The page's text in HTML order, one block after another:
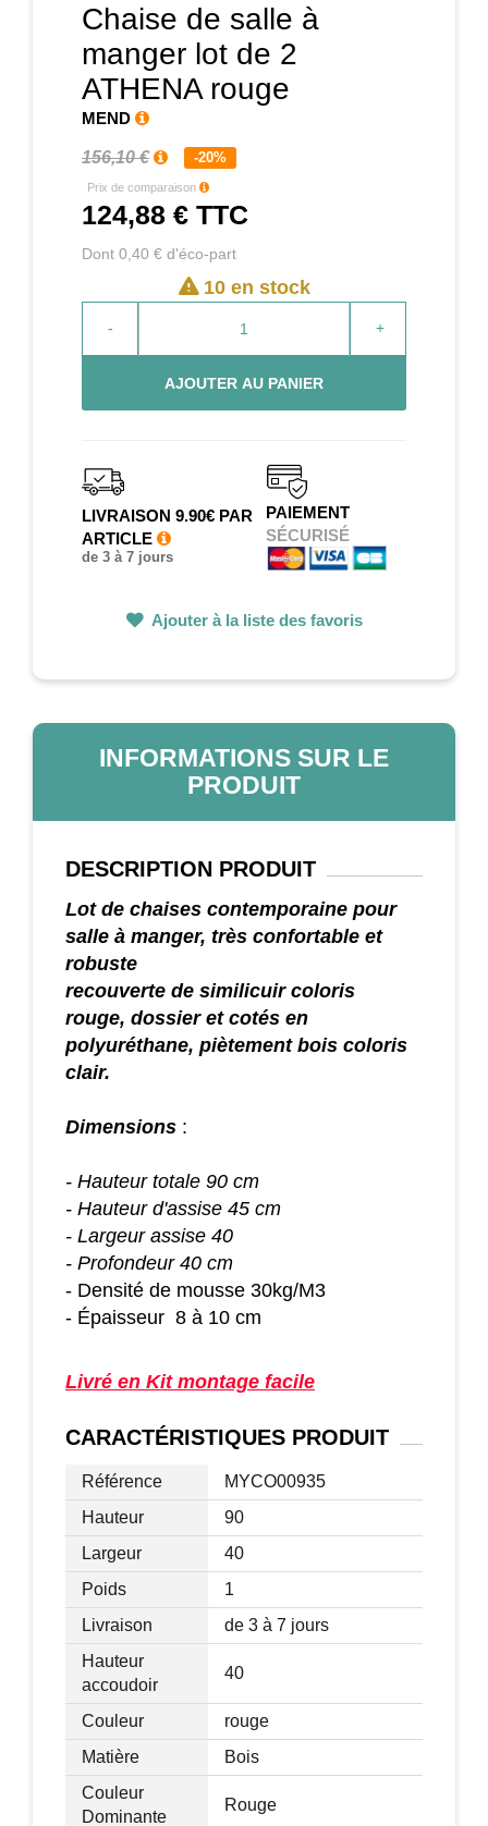
Chaise de salle à
manger lot de 2
ATHENA rouge
MEND
156,10 € -20%
Prix de comparaison
124,88 € TTC
Dont 0,40 € d'éco-part
10 en stock
- +
AJOUTER AU PANIER
LIVRAISON 9.90€ PAR
ARTICLE
de 3 à 7 jours
PAIEMENT
SÉCURISÉ
Ajouter à la liste des favoris
INFORMATIONS SUR LE
PRODUIT
DESCRIPTION PRODUIT
Lot de chaises contemporaine pour
salle à manger, très confortable et
robuste
recouverte de similicuir coloris
rouge, dossier et cotés en
polyuréthane, piètement bois coloris
clair.
Dimensions :
- Hauteur totale 90 cm
- Hauteur d'assise 45 cm
- Largeur assise 40
- Profondeur 40 cm
- Densité de mousse 30kg/M3
- Épaisseur 8 à 10 cm
Livré en Kit montage facile
CARACTÉRISTIQUES PRODUIT
Référence
MYCO00935
Hauteur
90
Largeur
40
Poids
1
Livraison
de 3 à 7 jours
Hauteur
accoudoir
40
Couleur
rouge
Matière
Bois
Couleur
Dominante
Rouge